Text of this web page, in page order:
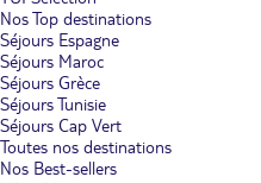
Nos Top destinations
Séjours Espagne
Séjours Maroc
Séjours Grèce
Séjours Tunisie
Séjours Cap Vert
Toutes nos destinations
Nos Best-sellers